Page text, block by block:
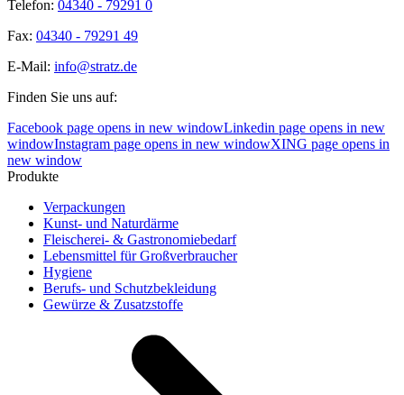
Telefon: 04340 - 79291 0
Fax: 04340 - 79291 49
E-Mail: info@stratz.de
Finden Sie uns auf:
Facebook page opens in new windowLinkedin page opens in new
windowInstagram page opens in new windowXING page opens in
new window
Produkte
Verpackungen
Kunst- und Naturdärme
Fleischerei- & Gastronomiebedarf
Lebensmittel für Großverbraucher
Hygiene
Berufs- und Schutzbekleidung
Gewürze & Zusatzstoffe